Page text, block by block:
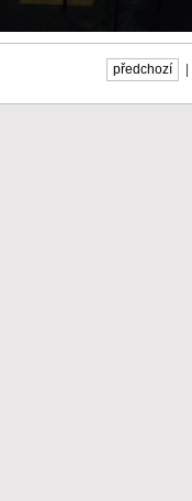
předchozí